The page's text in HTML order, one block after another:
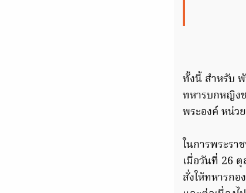
ทั้งนี้ สำหรับ
ทหารบกหญิง
พระองค์ หน่ว
ในการพระร
เมื่อวันที่ 26
สั่งให้ทหารก